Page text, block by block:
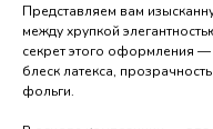
Представляем вам
между хрупкой
секрет этого оформления
блеск латекса,
фольги.